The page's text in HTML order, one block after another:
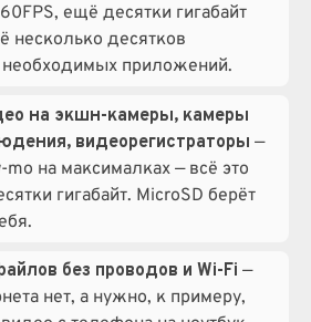
ещё десятки гигабайт
несколько десятков
необходимых приложений.
на экшн-камеры, камеры
видеорегистраторы —
на максималках — всё это
гигабайт. MicroSD берёт
без проводов и Wi-Fi —
нет, а нужно, к примеру,